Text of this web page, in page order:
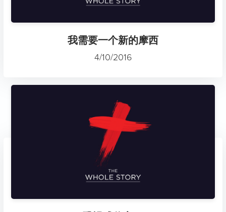
我需要一个新的摩西
4/10/2016